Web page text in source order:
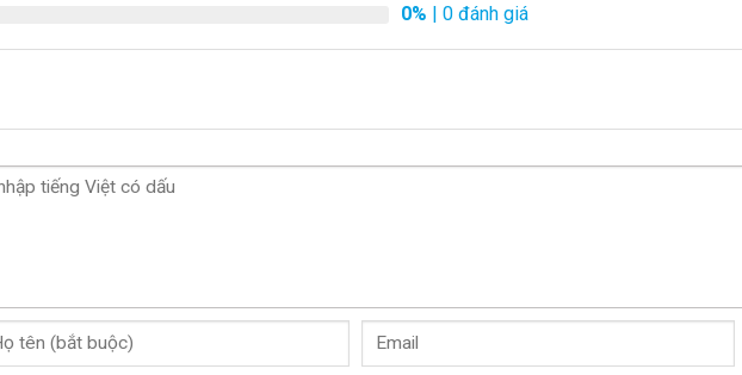
0% | 0 đánh giá